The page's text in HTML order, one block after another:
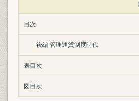
目次
後編 管理通貨制度時代
表目次
図目次